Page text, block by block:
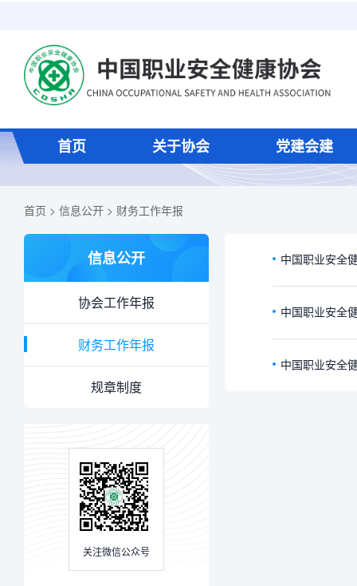
首页 关于协会 党建会建
首页 > 信息公开 > 财务工作年报
信息公开
协会工作年报
财务工作年报
规章制度
关注微信公众号
中国职业安全
中国职业安全
中国职业安全